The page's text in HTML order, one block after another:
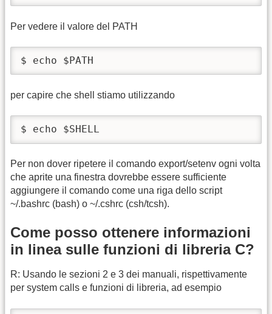
Per vedere il valore del PATH
$ echo $PATH
per capire che shell stiamo utilizzando
$ echo $SHELL
Per non dover ripetere il comando export/setenv ogni volta
che aprite una finestra dovrebbe essere sufficiente
aggiungere il comando come una riga dello script
~/.bashrc (bash) o ~/.cshrc (csh/tcsh).
Come posso ottenere informazioni
in linea sulle funzioni di libreria C?
R: Usando le sezioni 2 e 3 dei manuali, rispettivamente
per system calls e funzioni di libreria, ad esempio